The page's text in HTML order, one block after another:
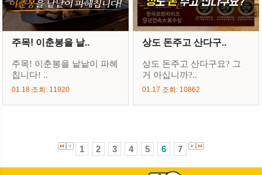
주목! 이춘봉을 낱..
주목! 이춘봉을 낱낱이 파헤
칩니다! ..
01.18 조회: 11920
상도 돈주고 산다구..
상도 돈주고 산다구요? 그
거 아십니까?..
01.17 조회: 10862
1 2 3 4 5 6 7